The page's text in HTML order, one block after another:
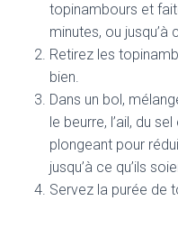
topinambours et
minutes, ou jusqu’à
Retirez les
bien.
Dans un bol,
le beurre, l’ail, du
plongeant pour
jusqu’à ce qu’ils
Servez la purée de